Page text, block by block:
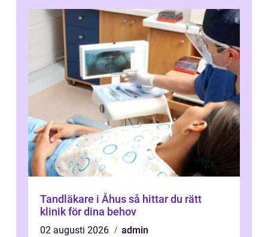
Tandläkare i Åhus så hittar du rätt
klinik för dina behov
02 augusti 2026
admin